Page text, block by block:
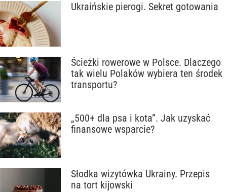
Ukraińskie pierogi. Sekret gotowania
Ścieżki rowerowe w Polsce. Dlaczego
tak wielu Polaków wybiera ten środek
transportu?
„500+ dla psa i kota”. Jak uzyskać
finansowe wsparcie?
Słodka wizytówka Ukrainy. Przepis
na tort kijowski